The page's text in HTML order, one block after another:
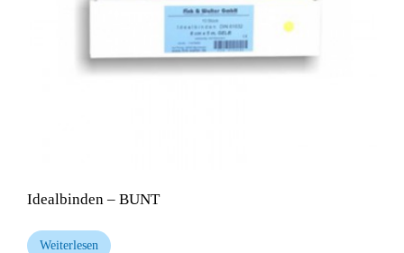
Idealbinden – BUNT
Weiterlesen